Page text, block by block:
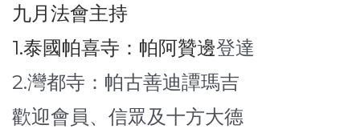
九月法會主持
1.泰國帕喜寺：帕阿贊邊登達
2.灣都寺： 帕古善迪譚瑪吉
歡迎會員、信眾及十方大德